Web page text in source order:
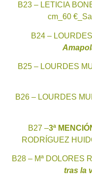
B23 – LETICIA
cm_60
B24 –
B25 – LOURDES
B26 – LOURDES
B27 –3ª
RODRÍGUEZ
B28 – Mª DOLORES
tras la